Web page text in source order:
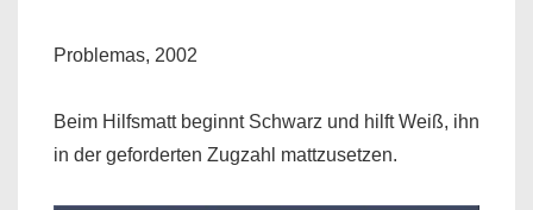
Problemas, 2002
Beim Hilfsmatt beginnt Schwarz und hilft Weiß, ihn
in der geforderten Zugzahl mattzusetzen.